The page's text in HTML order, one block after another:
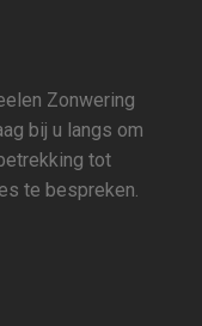
Zonwering
bij u langs om
tot
te bespreken.